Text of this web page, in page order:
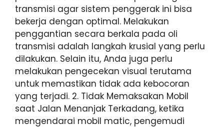
transmisi agar sistem penggerak ini bisa
bekerja dengan optimal. Melakukan
penggantian secara berkala pada oli
transmisi adalah langkah krusial yang perlu
dilakukan. Selain itu, Anda juga perlu
melakukan pengecekan visual terutama
untuk memastikan tidak ada kebocoran
yang terjadi. 2. Tidak Memaksakan Mobil
saat Jalan Menanjak Terkadang, ketika
mengendarai mobil matic, pengemudi